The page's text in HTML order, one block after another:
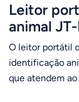
Leitor
animal
(134,2
O leitor portátil
identificação
que atendem